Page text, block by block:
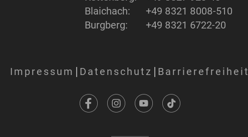
Blaichach:
+49 8321 8008-510
Burgberg:
+49 8321 6722-20
Impressum Datenschutz Barrierefreiheit